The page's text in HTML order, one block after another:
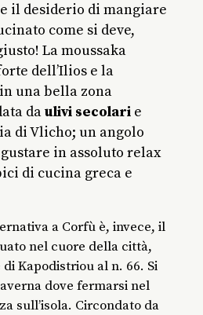
il desiderio di mangiare
come si deve,
La moussaka
dell’Ilios e la
una bella zona
daulivi secolarie
di Vlicho; un angolo
in assoluto relax
di cucina greca e
a Corfù è, invece, il
nel cuore della città,
Kapodistriou al n. 66. Si
dove fermarsi nel
sull’isola. Circondato da